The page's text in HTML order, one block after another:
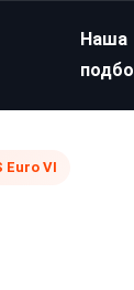
Наша
Euro VI